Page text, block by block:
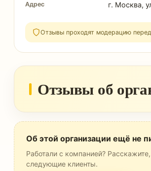
Адрес г. Москва,
Отзывы проходят модерацию
Отзывы об
Об этой организации ещё не
Работали с компанией?
следующие клиенты.